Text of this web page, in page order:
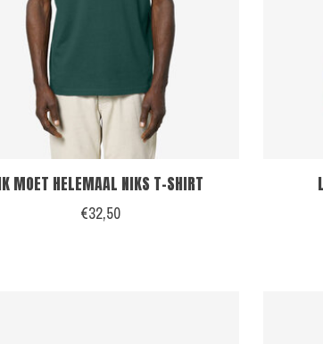
MOET HELEMAAL NIKS T-SHIRT
€32,50